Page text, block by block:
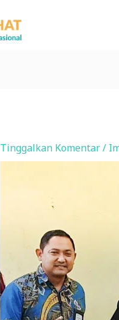
Tinggalkan Komentar/